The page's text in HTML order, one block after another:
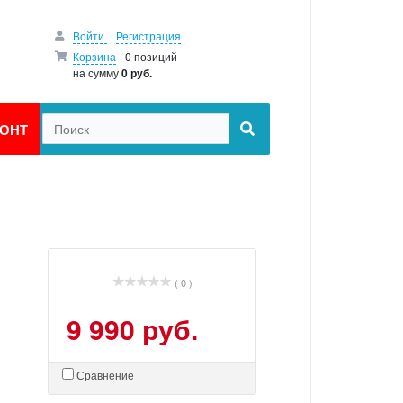
Войти
Регистрация
Корзина
0 позиций
на сумму0 руб.
( 0 )
9 990 руб.
Сравнение